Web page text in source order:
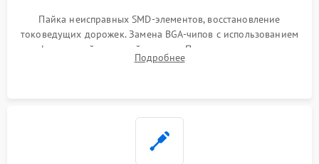
Пайка неисправных SMD-элементов, восстановление
токоведущих дорожек. Замена BGA-чипов с использованием
инфракрасной паяльной станции. Прошивка микросхемы
BIOS или замена поврежденных портов USB
Подробнее